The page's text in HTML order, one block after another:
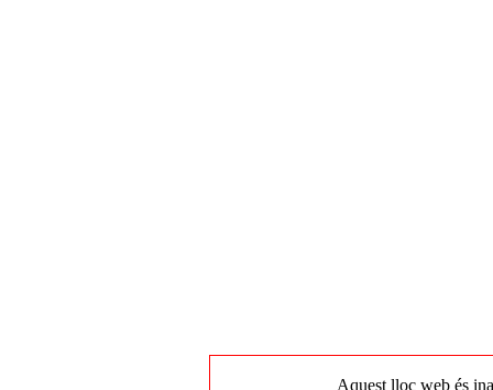
Aquest lloc web és